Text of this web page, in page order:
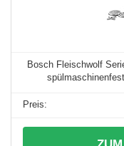
Bosch Fleischwolf